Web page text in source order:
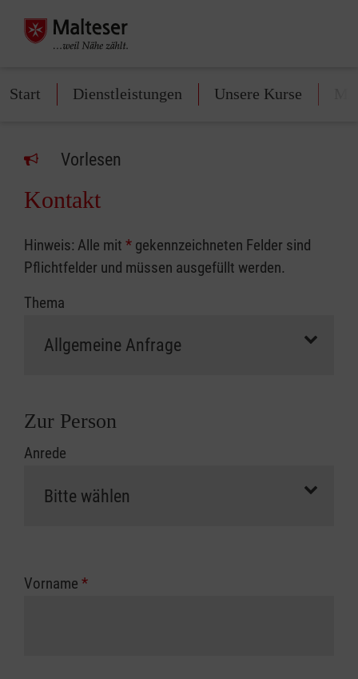
Start Dienstleistungen Unsere Kurse
Vorlesen
Kontakt
Hinweis: Alle mit * gekennzeichneten Felder sind
Pflichtfelder und müssen ausgefüllt werden.
Thema
Zur Person
Anrede
Vorname *